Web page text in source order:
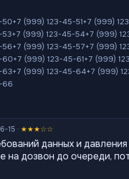
50+7 (999) 123-45-51+7 (999)
53+7 (999) 123-45-54+7 (999)
56+7 (999) 123-45-57+7 (999)
60+7 (999) 123-45-61+7 (999)
63+7 (999) 123-45-64+7 (999)
66
15 · ★★★☆☆
данных и
на дозвон до очереди,